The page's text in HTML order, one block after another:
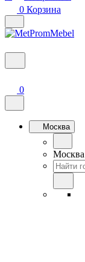
0 Корзина
0
Москва
Москва